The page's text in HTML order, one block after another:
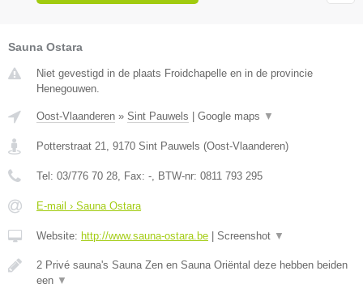
Sauna Ostara
Niet gevestigd in de plaats Froidchapelle en in de provincie
Henegouwen.
Oost-Vlaanderen » Sint Pauwels Google maps ▼
Potterstraat 21, 9170 Sint Pauwels (Oost-Vlaanderen)
Tel: 03/776 70 28, Fax: -, BTW-nr: 0811 793 295
E-mail › Sauna Ostara
Website: http://www.sauna-ostara.be Screenshot ▼
2 Privé sauna's Sauna Zen en Sauna Oriëntal deze hebben beiden
een ▼